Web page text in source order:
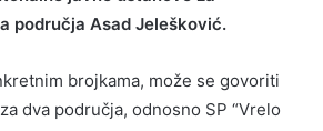
područja Asad Jelešković.
brojkama, može se govoriti
dva područja, odnosno SP “Vrelo